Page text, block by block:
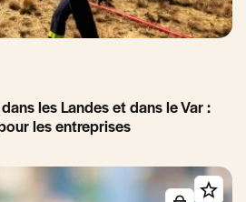
les Landes et dans le Var :
les entreprises